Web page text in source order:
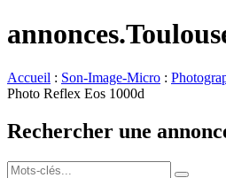
Accueil : Son-Image-Micro :
Photo Reflex Eos 1000d
Rechercher une